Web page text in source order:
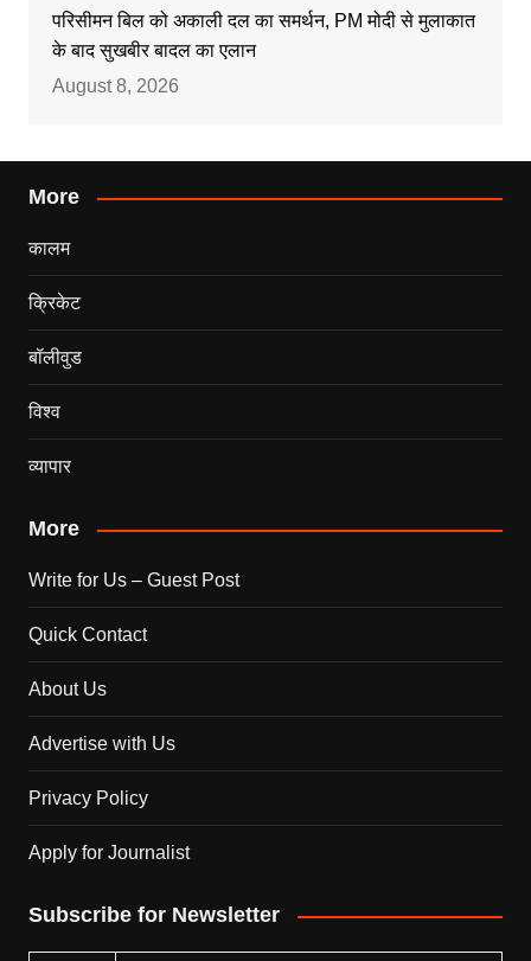
परिसीमन बिल को अकाली दल का समर्थन, PM मोदी से मुलाकात
के बाद सुखबीर बादल का एलान
August 8, 2026
More
कालम
क्रिकेट
बॉलीवुड
विश्व
व्यापार
More
Write for Us – Guest Post
Quick Contact
About Us
Advertise with Us
Privacy Policy
Apply for Journalist
Subscribe for Newsletter